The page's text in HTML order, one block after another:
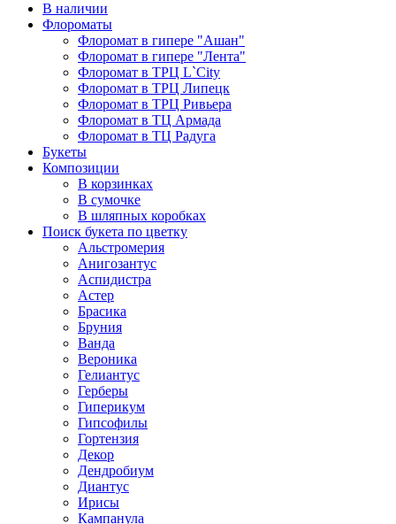
В наличии
Флороматы
Флоромат в гипере "Ашан"
Флоромат в гипере "Лента"
Флоромат в ТРЦ L`City
Флоромат в ТРЦ Липецк
Флоромат в ТРЦ Ривьера
Флоромат в ТЦ Армада
Флоромат в ТЦ Радуга
Букеты
Композиции
В корзинках
В сумочке
В шляпных коробках
Поиск букета по цветку
Альстромерия
Анигозантус
Аспидистра
Астер
Брасика
Бруния
Ванда
Вероника
Гелиантус
Герберы
Гиперикум
Гипсофилы
Гортензия
Декор
Дендробиум
Диантус
Ирисы
Кампанула